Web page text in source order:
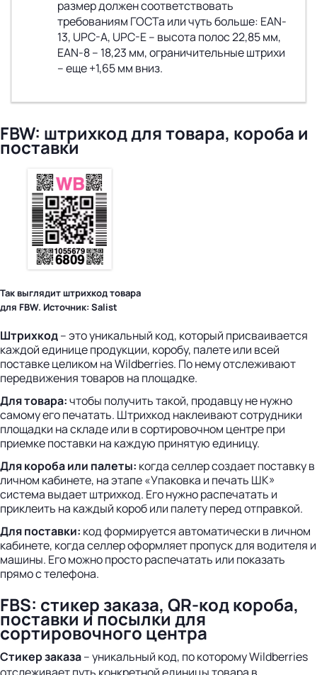
размер должен соответствовать
требованиям ГОСТа или чуть больше: EAN-
13, UPC-A, UPC-E – высота полос 22,85 мм,
EAN-8 – 18,23 мм, ограничительные штрихи
– еще +1,65 мм вниз.
FBW: штрихкод для товара, короба и
поставки
Так выглядит штрихкод товара
для FBW. Источник: Salist
Штрихкод– это уникальный код, который присваивается
каждой единице продукции, коробу, палете или всей
поставке целиком на Wildberries. По нему отслеживают
передвижения товаров на площадке.
Для товара:чтобы получить такой, продавцу не нужно
самому его печатать. Штрихкод наклеивают сотрудники
площадки на складе или в сортировочном центре при
приемке поставки на каждую принятую единицу.
Для короба или палеты: когда селлер создает поставку в
личном кабинете, на этапе «Упаковка и печать ШК»
система выдает штрихкод. Его нужно распечатать и
приклеить на каждый короб или палету перед отправкой.
Для поставки: код формируется автоматически в личном
кабинете, когда селлер оформляет пропуск для водителя и
машины. Его можно просто распечатать или показать
прямо с телефона.
FBS: стикер заказа, QR-код короба,
поставки и посылки для
сортировочного центра
Стикер заказа– уникальный код, по которому Wildberries